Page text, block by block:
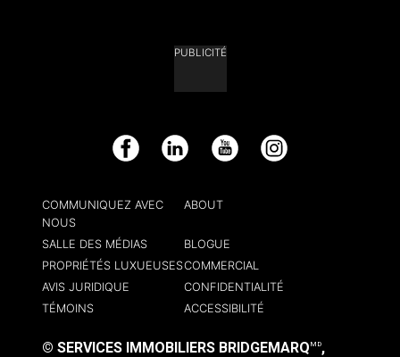
PUBLICITÉ
Facebook LinkedIn YouTube Instagram
COMMUNIQUEZ AVEC
NOUS
ABOUT
SALLE DES MÉDIAS
BLOGUE
PROPRIÉTÉS LUXUEUSESCOMMERCIAL
AVIS JURIDIQUE
CONFIDENTIALITÉ
TÉMOINS
ACCESSIBILITÉ
© SERVICES IMMOBILIERS BRIDGEMARQ MD,